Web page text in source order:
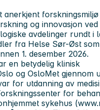
og innovasjon ved
avdelinger rundt i
fra Helse Sør-Øst
1. desember 2026.
en betydelig klinisk
og OsloMet gjennom
for utdanning av
for
sykehus